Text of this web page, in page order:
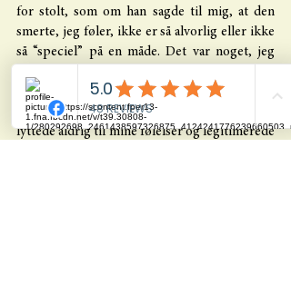
for stolt, som om han sagde til mig, at den
smerte, jeg føler, ikke er så alvorlig eller ikke
så “speciel” på en måde. Det var noget, jeg
“Hvorfor kommer du ikke over dig selv? “Det
var for længe siden, kom videre!.” Min familie
lyttede aldrig til mine følelser og legitimerede